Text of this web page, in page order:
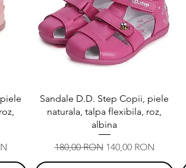
Afișare rapidă
Sandale D.D. Step Copii, piele
naturala, talpa flexibila, roz,
albina
Preț normal
180,00 RON Preț redus
140,00 RON